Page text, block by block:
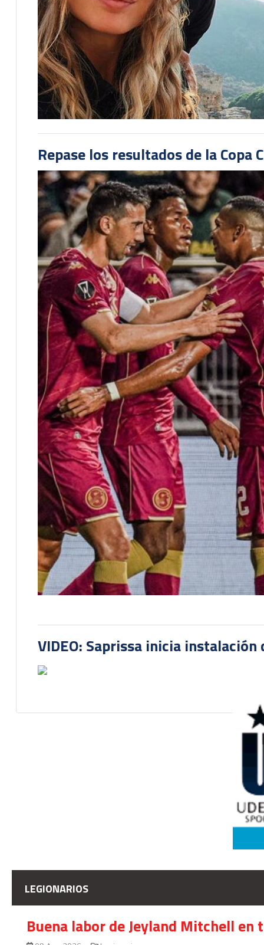
Repase los resultados de la Copa
VIDEO: Saprissa inicia
LEGIONARIOS
Buena labor de Jeyland Mitchell